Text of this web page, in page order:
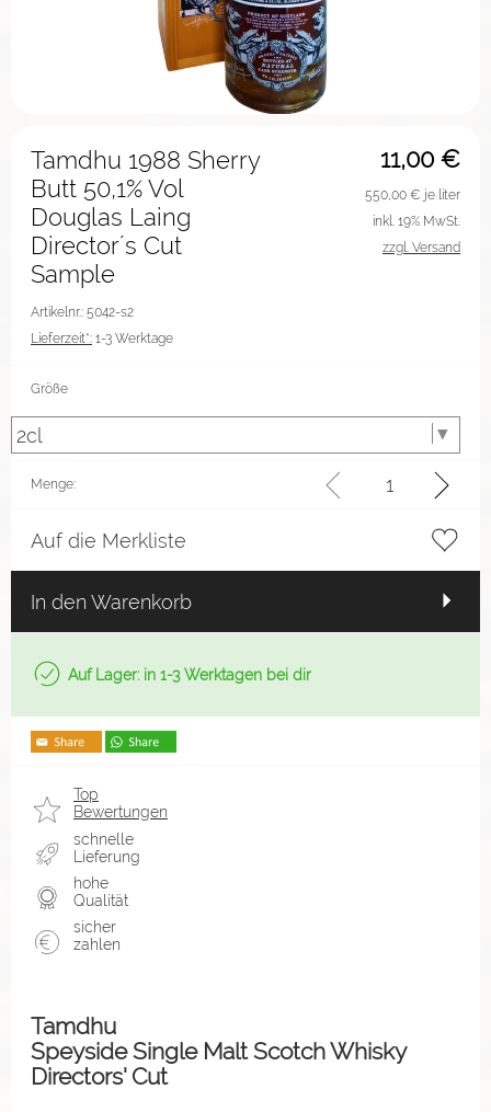
11,00 €
Tamdhu 1988 Sherry
Butt 50,1% Vol
Douglas Laing
Director´s Cut
Sample
Artikelnr.: 5042-s2
Lieferzeit*: 1-3 Werktage
550,00 € je liter
inkl. 19% MwSt.
zzgl. Versand
Größe
Menge:
Auf die Merkliste
In den Warenkorb
Auf Lager: in 1-3 Werktagen bei dir
Top
Bewertungen
schnelle
Lieferung
hohe
Qualität
sicher
zahlen
Tamdhu
Speyside Single Malt Scotch Whisky
Directors' Cut